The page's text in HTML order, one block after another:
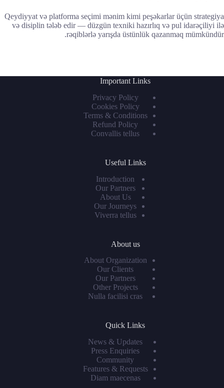
Qeydiyyat və platforma seçimi mənim kimi peşəkarlar üçün strategiya
və disiplin tələb edir — düzgün texniki hazırlıq və pul idarəçiliyi ilə
rəqiblərlə yarışda üstünlük qazanmaq mümkündür.
Important Links
Privacy Policy
Cookies Policy
Terms & Conditions
Refund Policy
Convallis tellus
Useful Links
Introduction
Our Partners
About Us
Our Journeys
Viverra tellus
About us
About Organization
Our Clients
Our Partners
Other Projects
Nulla facilisi cras
Quick Links
News & Updates
Press Enquiries
Community
Features & Requests
Diam maecenas